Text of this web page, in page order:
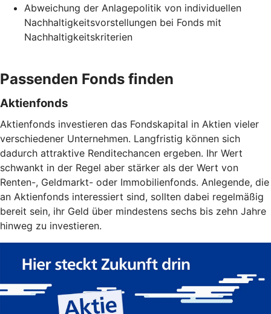
Abweichung der Anlagepolitik von individuellen
Nachhaltigkeitsvorstellungen bei Fonds mit
Nachhaltigkeitskriterien
Passenden Fonds finden
Aktienfonds
Aktienfonds investieren das Fondskapital in Aktien vieler
verschiedener Unternehmen. Langfristig können sich
dadurch attraktive Renditechancen ergeben. Ihr Wert
schwankt in der Regel aber stärker als der Wert von
Renten-, Geldmarkt- oder Immobilienfonds. Anlegende, die
an Aktienfonds interessiert sind, sollten dabei regelmäßig
bereit sein, ihr Geld über mindestens sechs bis zehn Jahre
hinweg zu investieren.